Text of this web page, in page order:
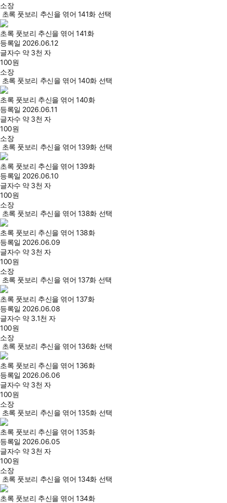
소장
초록 풋보리 추신을 엮어 141화 선택
초록 풋보리 추신을 엮어 141화
등록일 2026.06.12
글자수 약 3천 자
100원
소장
초록 풋보리 추신을 엮어 140화 선택
초록 풋보리 추신을 엮어 140화
등록일 2026.06.11
글자수 약 3천 자
100원
소장
초록 풋보리 추신을 엮어 139화 선택
초록 풋보리 추신을 엮어 139화
등록일 2026.06.10
글자수 약 3천 자
100원
소장
초록 풋보리 추신을 엮어 138화 선택
초록 풋보리 추신을 엮어 138화
등록일 2026.06.09
글자수 약 3천 자
100원
소장
초록 풋보리 추신을 엮어 137화 선택
초록 풋보리 추신을 엮어 137화
등록일 2026.06.08
글자수 약 3.1천 자
100원
소장
초록 풋보리 추신을 엮어 136화 선택
초록 풋보리 추신을 엮어 136화
등록일 2026.06.06
글자수 약 3천 자
100원
소장
초록 풋보리 추신을 엮어 135화 선택
초록 풋보리 추신을 엮어 135화
등록일 2026.06.05
글자수 약 3천 자
100원
소장
초록 풋보리 추신을 엮어 134화 선택
초록 풋보리 추신을 엮어 134화